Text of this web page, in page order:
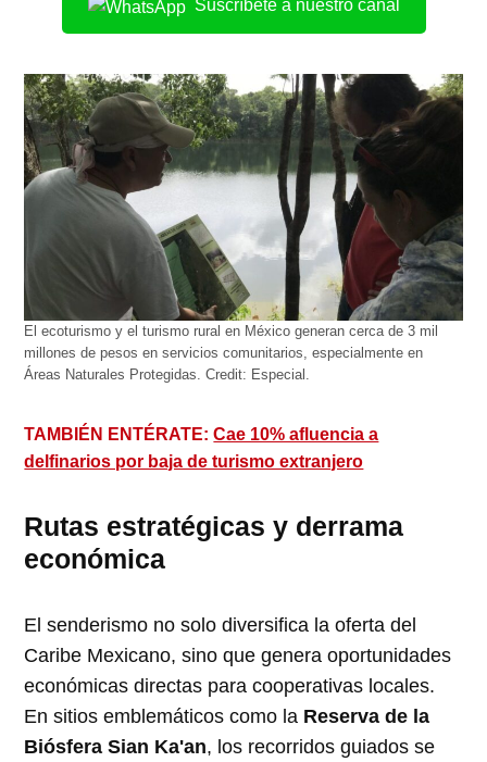
Suscríbete a nuestro canal
El ecoturismo y el turismo rural en México generan cerca de 3 mil
millones de pesos en servicios comunitarios, especialmente en
Áreas Naturales Protegidas.Credit: Especial.
TAMBIÉN ENTÉRATE:Cae 10% afluencia a
delfinarios por baja de turismo extranjero
Rutas estratégicas y derrama
económica
El senderismo no solo diversifica la oferta del
Caribe Mexicano, sino que genera oportunidades
económicas directas para cooperativas locales.
En sitios emblemáticos como la Reserva de la
Biósfera Sian Ka'an, los recorridos guiados se